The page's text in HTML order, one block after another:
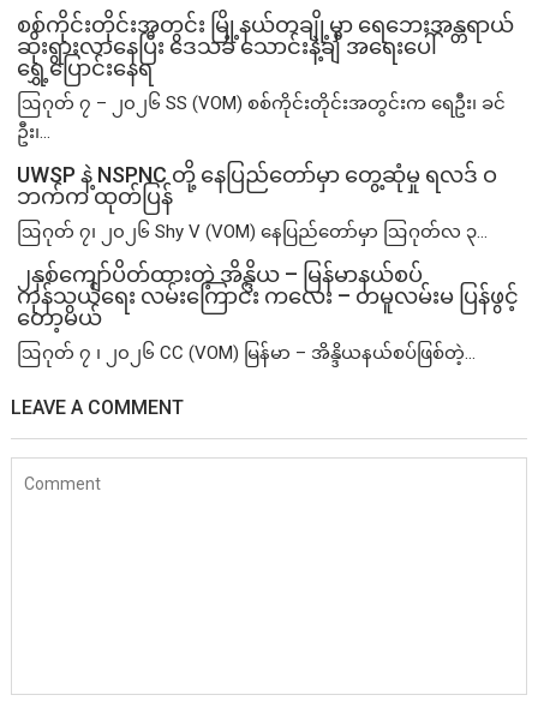
စစ်ကိုင်းတိုင်းအတွင်း မြို့နယ်တချို့မှာ ရေဘေးအန္တရာယ်
ဆိုးရွားလာနေပြီး ဒေသခံ သောင်းနဲ့ချီ အရေးပေါ်
ရွှေ့ပြောင်းနေရ
ဩဂုတ် ၇ – ၂၀၂၆ SS (VOM) စစ်ကိုင်းတိုင်းအတွင်းက ရေဦး၊ ခင်
ဦး၊...
UWSP နဲ့ NSPNC တို့ နေပြည်တော်မှာ တွေ့ဆုံမှု ရလဒ် ဝ
ဘက်က ထုတ်ပြန်
ဩဂုတ် ၇၊ ၂၀၂၆ Shy V (VOM) နေပြည်တော်မှာ ဩဂုတ်လ ၃...
၂နှစ်​ကျော်ပိတ်ထားတဲ့ အိန္ဒိယ – မြန်မာနယ်စပ်
ကုန်သွယ်ရေး လမ်းကြောင်း ကလေး – တမူလမ်းမ ပြန်ဖွင့်
တော့မယ်
ဩဂုတ် ၇ ၊ ၂၀၂၆ CC (VOM) မြန်မာ – အိန္ဒိယနယ်စပ်ဖြစ်တဲ့...
LEAVE A COMMENT